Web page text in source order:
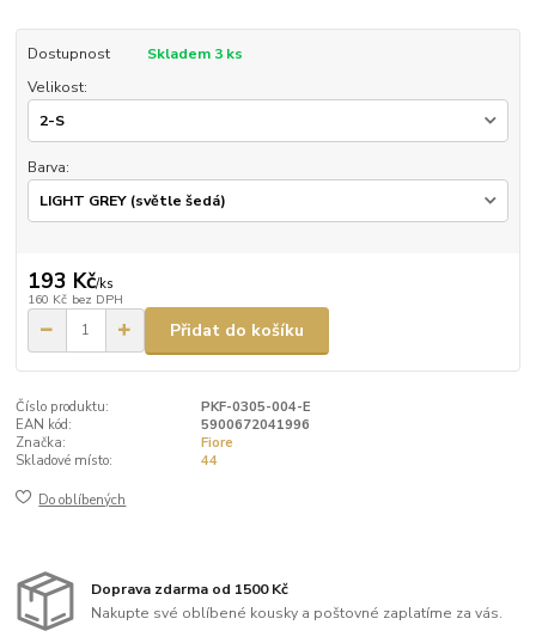
Dostupnost
Skladem 3 ks
Velikost:
Barva:
193 Kč/ks
160 Kč bez DPH
Přidat do košíku
Číslo produktu:
PKF-0305-004-E
EAN kód:
5900672041996
Značka:
Fiore
Skladové místo:
44
Do oblíbených
Doprava zdarma od 1500 Kč
Nakupte své oblíbené kousky a poštovné zaplatíme za vás.